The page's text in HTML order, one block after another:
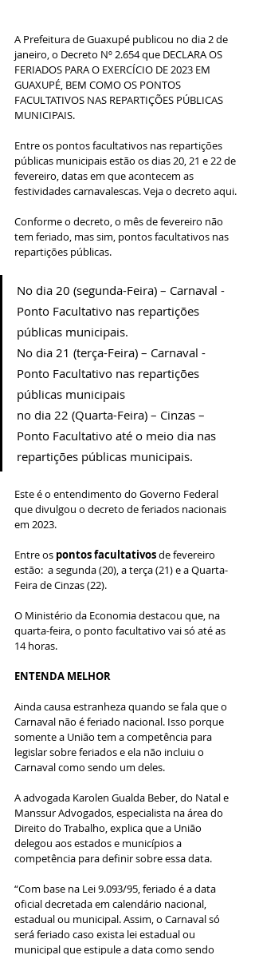
A Prefeitura de Guaxupé publicou no dia 2 de
janeiro, o Decreto Nº 2.654 que DECLARA OS
FERIADOS PARA O EXERCÍCIO DE 2023 EM
GUAXUPÉ, BEM COMO OS PONTOS
FACULTATIVOS NAS REPARTIÇÕES PÚBLICAS
MUNICIPAIS.
Entre os pontos facultativos nas repartições
públicas municipais estão os dias 20, 21 e 22 de
fevereiro, datas em que acontecem as
festividades carnavalescas. Veja o decreto aqui.
Conforme o decreto, o mês de fevereiro não
tem feriado, mas sim, pontos facultativos nas
repartições públicas.
No dia 20 (segunda-Feira) – Carnaval -
Ponto Facultativo nas repartições
públicas municipais.
No dia 21 (terça-Feira) – Carnaval -
Ponto Facultativo nas repartições
públicas municipais
no dia 22 (Quarta-Feira) – Cinzas –
Ponto Facultativo até o meio dia nas
repartições públicas municipais.
Este é o entendimento do Governo Federal
que divulgou o decreto de feriados nacionais
em 2023.
Entre os pontos facultativos de fevereiro
estão:  a segunda (20), a terça (21) e a Quarta-
Feira de Cinzas (22).
O Ministério da Economia destacou que, na
quarta-feira, o ponto facultativo vai só até as
14 horas.
ENTENDA MELHOR
Ainda causa estranheza quando se fala que o
Carnaval não é feriado nacional. Isso porque
somente a União tem a competência para
legislar sobre feriados e ela não incluiu o
Carnaval como sendo um deles.
A advogada Karolen Gualda Beber, do Natal e
Manssur Advogados, especialista na área do
Direito do Trabalho, explica que a União
delegou aos estados e municípios a
competência para definir sobre essa data.
“Com base na Lei 9.093/95, feriado é a data
oficial decretada em calendário nacional,
estadual ou municipal. Assim, o Carnaval só
será feriado caso exista lei estadual ou
municipal que estipule a data como sendo